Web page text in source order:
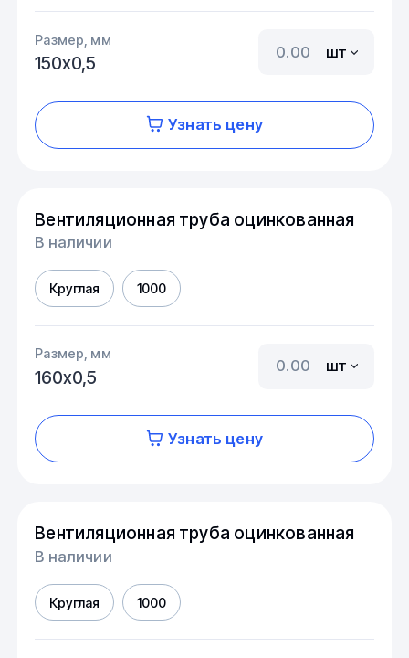
Размер, мм
150х0,5
шт
Узнать цену
Вентиляционная труба оцинкованная
В наличии
Круглая 1000
Размер, мм
160х0,5
шт
Узнать цену
Вентиляционная труба оцинкованная
В наличии
Круглая 1000